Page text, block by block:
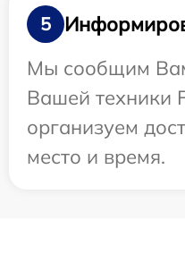
5
Мы сообщим
Вашей техники
организуем
место и время.